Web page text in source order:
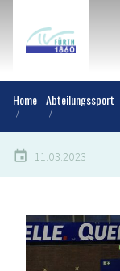
Home Abteilungssport
11.03.2023